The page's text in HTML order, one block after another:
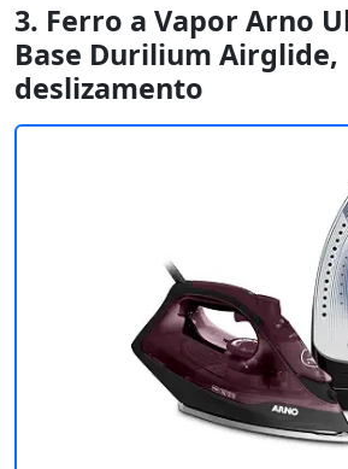
3. Ferro a Vapor Arno
Base Durilium Airglide,
deslizamento